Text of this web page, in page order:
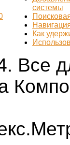
системы
Как
Все